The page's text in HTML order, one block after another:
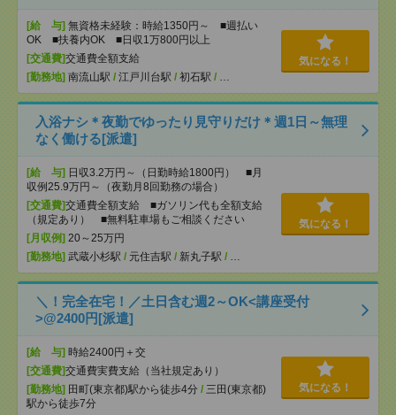
[給 与] 無資格未経験：時給1350円～ ■週払い
OK ■扶養内OK ■日収1万800円以上
[交通費]交通費全額支給
[勤務地] 南流山駅 / 江戸川台駅 / 初石駅 / …
気になる！
入浴ナシ＊夜勤でゆったり見守りだけ＊週1日～無理
なく働ける[派遣]
[給 与] 日収3.2万円～（日勤時給1800円） ■月
収例25.9万円～（夜勤月8回勤務の場合）
[交通費]交通費全額支給 ■ガソリン代も全額支給
（規定あり） ■無料駐車場もご相談ください
[月収例] 20～25万円
[勤務地] 武蔵小杉駅 / 元住吉駅 / 新丸子駅 / …
気になる！
＼！完全在宅！／土日含む週2～OK<講座受付
>@2400円[派遣]
[給 与] 時給2400円＋交
[交通費]交通費実費支給（当社規定あり）
[勤務地] 田町(東京都)駅から徒歩4分 / 三田(東京都)
駅から徒歩7分
気になる！